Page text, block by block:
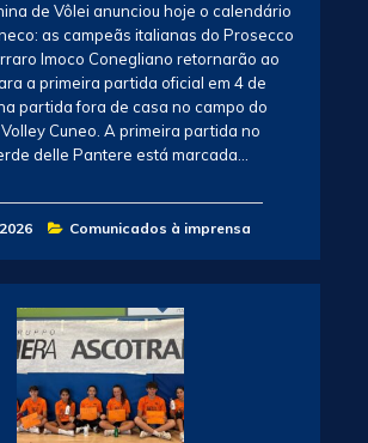
de Vôlei anunciou hoje o calendário
as campeãs italianas do Prosecco
Imoco Conegliano retornarão ao
a primeira partida oficial em 4 de
partida fora de casa no campo do
Cuneo. A primeira partida no
delle Pantere está marcada…
Comunicados à imprensa